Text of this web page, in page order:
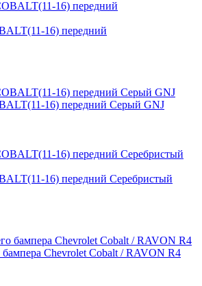
16) передний
16) передний Серый GNJ
16) передний Серебристый
бампера Chevrolet Cobalt / RAVON R4